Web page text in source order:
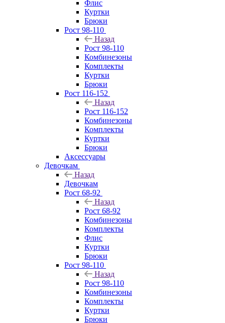
Флис
Куртки
Брюки
Рост 98-110
Назад
Рост 98-110
Комбинезоны
Комплекты
Куртки
Брюки
Рост 116-152
Назад
Рост 116-152
Комбинезоны
Комплекты
Куртки
Брюки
Аксессуары
Девочкам
Назад
Девочкам
Рост 68-92
Назад
Рост 68-92
Комбинезоны
Комплекты
Флис
Куртки
Брюки
Рост 98-110
Назад
Рост 98-110
Комбинезоны
Комплекты
Куртки
Брюки